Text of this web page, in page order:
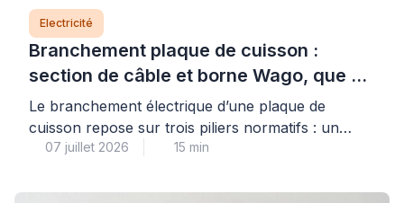
Electricité
Branchement plaque de cuisson :
section de câble et borne Wago, que dit
la norme ?
Le branchement électrique d’une plaque de
cuisson repose sur trois piliers normatifs : un
câble de section adaptée (6 mm² pour les plaques
A), un circuit dédié conforme à la norme NF C 15-
07 juillet 2026 15 min